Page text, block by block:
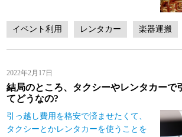
イベント利用 レンタカー 楽器運搬
2022年2月17日
結局のところ、タクシーやレンタカーで
てどうなの?
引っ越し費用を格安で済ませたくて、
タクシーとかレンタカーを使うことを